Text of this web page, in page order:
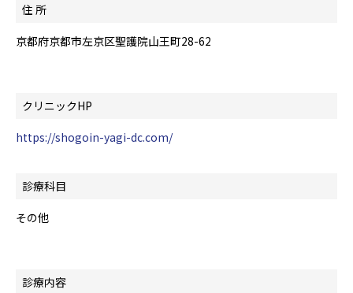
住 所
京都府京都市左京区聖護院山王町28-62
クリニックHP
https://shogoin-yagi-dc.com/
診療科目
その他
診療内容